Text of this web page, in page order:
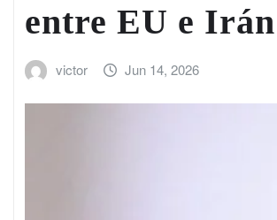
entre EU e Irán
victor Jun 14, 2026